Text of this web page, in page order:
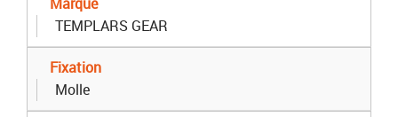
TEMPLARS GEAR
Fixation
Molle